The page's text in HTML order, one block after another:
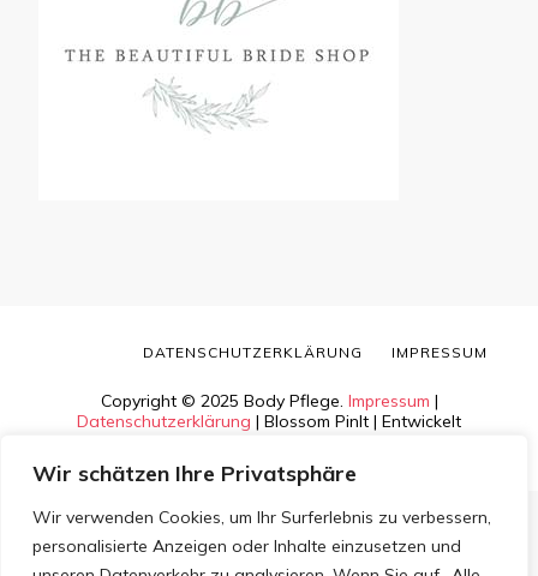
Wir schätzen Ihre Privatsphäre
Wir verwenden Cookies, um Ihr Surferlebnis zu verbessern,
personalisierte Anzeigen oder Inhalte einzusetzen und
Copyright © 2025 Body Pflege. Impressum |
Datenschutzerklärung | Blossom PinIt | Entwickelt
DATENSCHUTZERKLÄRUNG IMPRESSUM